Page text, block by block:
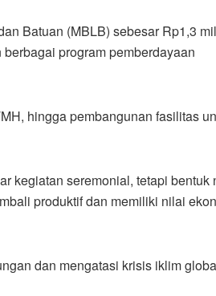
Batuan (MBLB) sebesar Rp1,3
program pemberdayaan
hingga pembangunan fasilitas
kegiatan seremonial, tetapi bentuk
produktif dan memiliki nilai
dan mengatasi krisis iklim